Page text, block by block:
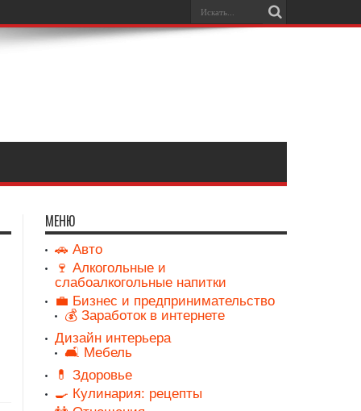
МЕНЮ
🚗 Авто
🍷 Алкогольные и
слабоалкогольные напитки
💼 Бизнес и предпринимательство
💰 Заработок в интернете
Дизайн интерьера
🛋️ Мебель
💊 Здоровье
🍳 Кулинария: рецепты